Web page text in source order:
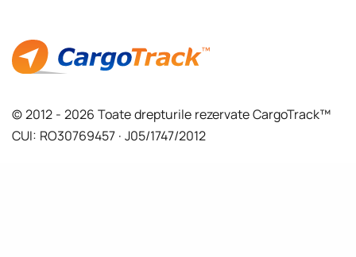
© 2012 - 2026 Toate drepturile rezervate CargoTrack™
CUI: RO30769457 · J05/1747/2012